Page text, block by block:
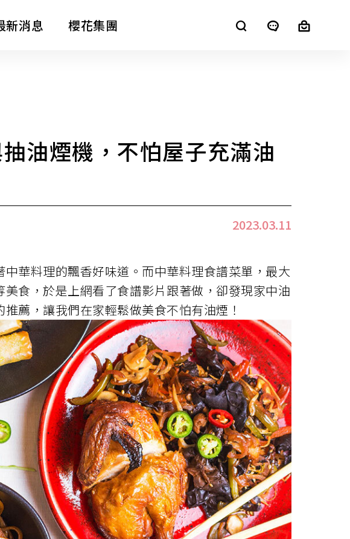
全屋裝修 進口廚電
新消息
音專區
櫻花集團
油煙機，不怕屋子充滿油
2023.03.11
華料理的飄香好味道。而中華料理食譜菜單，最大
食，於是上網看了食譜影片跟著做，卻發現家中油
薦，讓我們在家輕鬆做美食不怕有油煙！